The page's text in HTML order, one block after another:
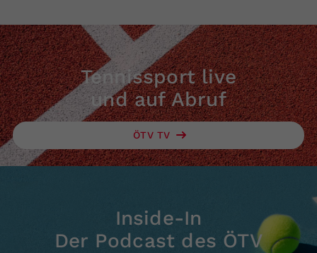
Tennissport live
und auf Abruf
ÖTV TV
Inside-In
Der Podcast des ÖTV